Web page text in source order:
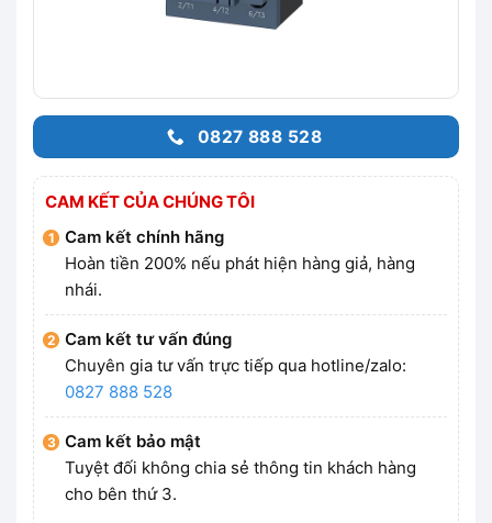
0827 888 528
CAM KẾT CỦA CHÚNG TÔI
Cam kết chính hãng
Hoàn tiền 200% nếu phát hiện hàng giả, hàng
nhái.
Cam kết tư vấn đúng
Chuyên gia tư vấn trực tiếp qua hotline/zalo:
0827 888 528
Cam kết bảo mật
Tuyệt đối không chia sẻ thông tin khách hàng
cho bên thứ 3.